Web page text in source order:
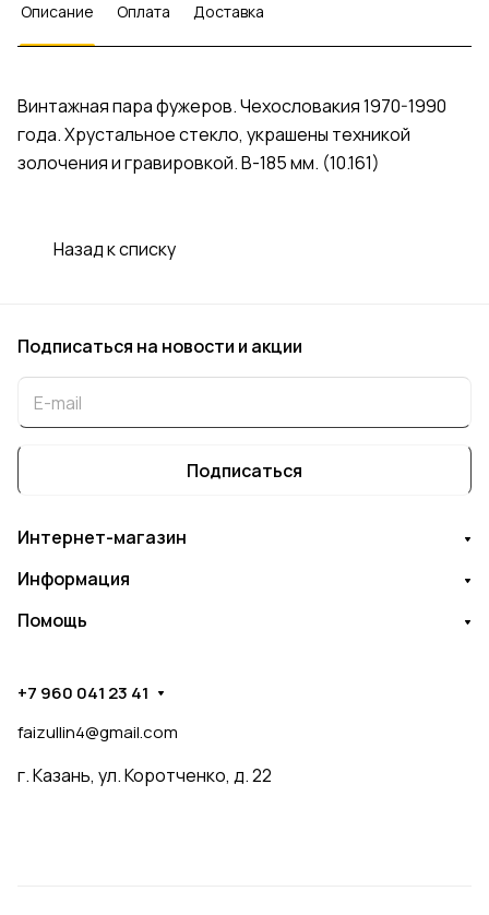
Описание Оплата Доставка
Винтажная пара фужеров. Чехословакия 1970-1990
года. Хрустальное стекло, украшены техникой
золочения и гравировкой. В-185 мм. (10.161)
Назад к списку
Подписаться на новости и акции
Подписаться
Интернет-магазин
Информация
Помощь
+7 960 041 23 41
faizullin4@gmail.com
г. Казань, ул. Коротченко, д. 22